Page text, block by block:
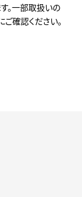
。一部取扱いの
確認ください。